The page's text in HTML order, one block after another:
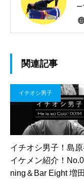
ー
関連記事
イチオシ男子
イチオシ男子！島
イケメン紹介！
ning＆Bar Eight 増